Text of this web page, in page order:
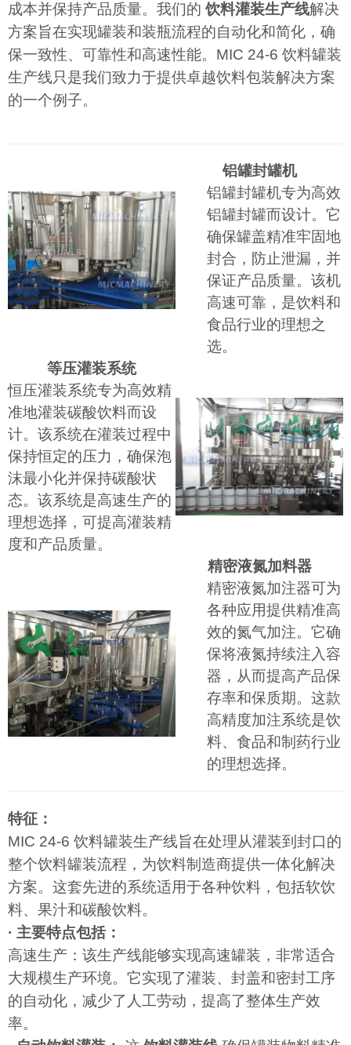
成本并保持产品质量。我们的 饮料灌装生产线解决
方案旨在实现罐装和装瓶流程的自动化和简化，确
保一致性、可靠性和高速性能。MIC 24-6 饮料罐装
生产线只是我们致力于提供卓越饮料包装解决方案
的一个例子。
铝罐封罐机
铝罐封罐机专为高效
铝罐封罐而设计。它
确保罐盖精准牢固地
封合，防止泄漏，并
保证产品质量。该机
高速可靠，是饮料和
食品行业的理想之
选。
等压灌装系统
恒压灌装系统专为高效精
准地灌装碳酸饮料而设
计。该系统在灌装过程中
保持恒定的压力，确保泡
沫最小化并保持碳酸状
态。该系统是高速生产的
理想选择，可提高灌装精
度和产品质量。
精密液氮加料器
精密液氮加注器可为
各种应用提供精准高
效的氮气加注。它确
保将液氮持续注入容
器，从而提高产品保
存率和保质期。这款
高精度加注系统是饮
料、食品和制药行业
的理想选择。
特征：
MIC 24-6 饮料罐装生产线旨在处理从灌装到封口的
整个饮料罐装流程，为饮料制造商提供一体化解决
方案。这套先进的系统适用于各种饮料，包括软饮
料、果汁和碳酸饮料。
· 主要特点包括：
高速生产：该生产线能够实现高速罐装，非常适合
大规模生产环境。它实现了灌装、封盖和密封工序
的自动化，减少了人工劳动，提高了整体生产效
率。